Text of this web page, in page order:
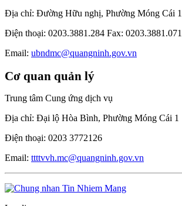
Địa chỉ: Đường Hữu nghị, Phường Móng Cái 1
Điện thoại: 0203.3881.284 Fax: 0203.3881.071
Email: ubndmc@quangninh.gov.vn
Cơ quan quản lý
Trung tâm Cung ứng dịch vụ
Địa chỉ: Đại lộ Hòa Bình, Phường Móng Cái 1
Điện thoại: 0203 3772126
Email: ttttvvh.mc@quangninh.gov.vn